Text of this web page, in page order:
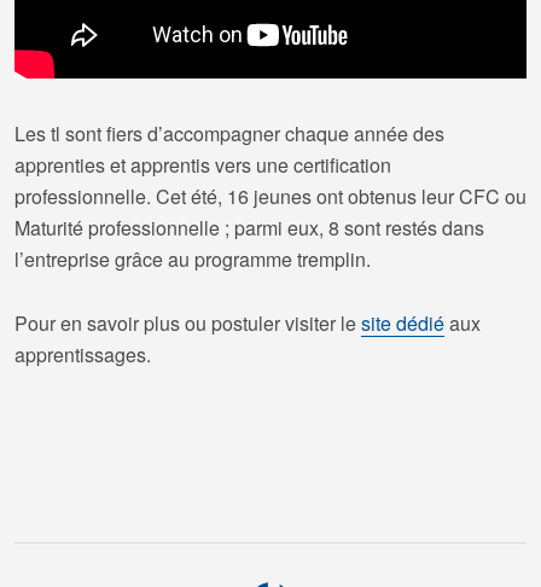
Les tl sont fiers d’accompagner chaque année des
apprenties et apprentis vers une certification
professionnelle. Cet été, 16 jeunes ont obtenus leur CFC ou
Maturité professionnelle ; parmi eux, 8 sont restés dans
l’entreprise grâce au programme tremplin.
Pour en savoir plus ou postuler visiter lesite dédiéaux
apprentissages.